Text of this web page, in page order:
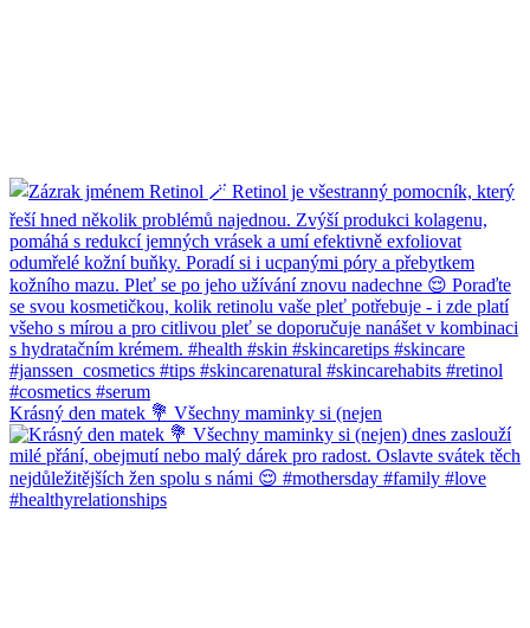
Krásný den matek 💐 Všechny maminky si (nejen